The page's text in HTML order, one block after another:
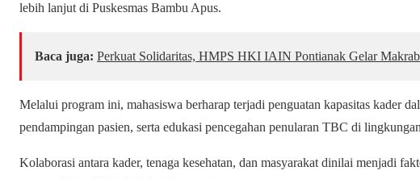
lebih lanjut di Puskesmas Bambu Apus.
Baca juga: Perkuat Solidaritas, HMPS HKI IAIN Pontianak Gelar
Melalui program ini, mahasiswa berharap terjadi penguatan kapasitas kader
pendampingan pasien, serta edukasi pencegahan penularan TBC di
Kolaborasi antara kader, tenaga kesehatan, dan masyarakat dinilai menjadi